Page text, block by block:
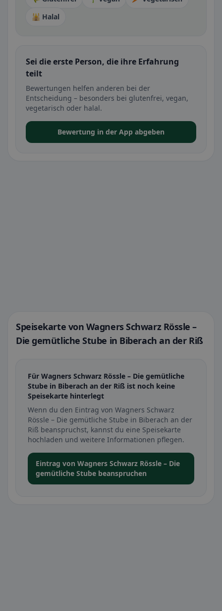
🕌 Halal
Sei die erste Person, die ihre Erfahrung
teilt
Bewertungen helfen anderen bei der
Entscheidung – besonders bei glutenfrei, vegan,
vegetarisch oder halal.
Bewertung in der App abgeben
Speisekarte von Wagners Schwarz Rössle –
Die gemütliche Stube in Biberach an der Riß
Für Wagners Schwarz Rössle – Die gemütliche
Stube in Biberach an der Riß ist noch keine
Speisekarte hinterlegt
Wenn du den Eintrag von Wagners Schwarz
Rössle – Die gemütliche Stube in Biberach an der
Riß beanspruchst, kannst du eine Speisekarte
hochladen und weitere Informationen pflegen.
Eintrag von Wagners Schwarz Rössle – Die
gemütliche Stube beanspruchen